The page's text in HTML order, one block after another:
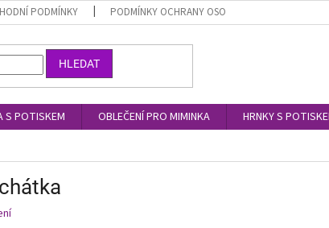
PODMÍNKY PODMÍNKY OCHRANY OSOBNÍCH ÚDAJŮ
HLEDAT
S POTISKEM OBLEČENÍ PRO MIMINKA HRNKY S